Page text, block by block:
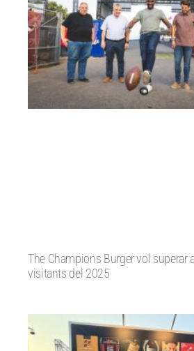
The Champions Burger vol superar
visitants del 2025